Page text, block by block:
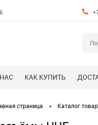
КАК КУПИТЬ
страница • Каталог